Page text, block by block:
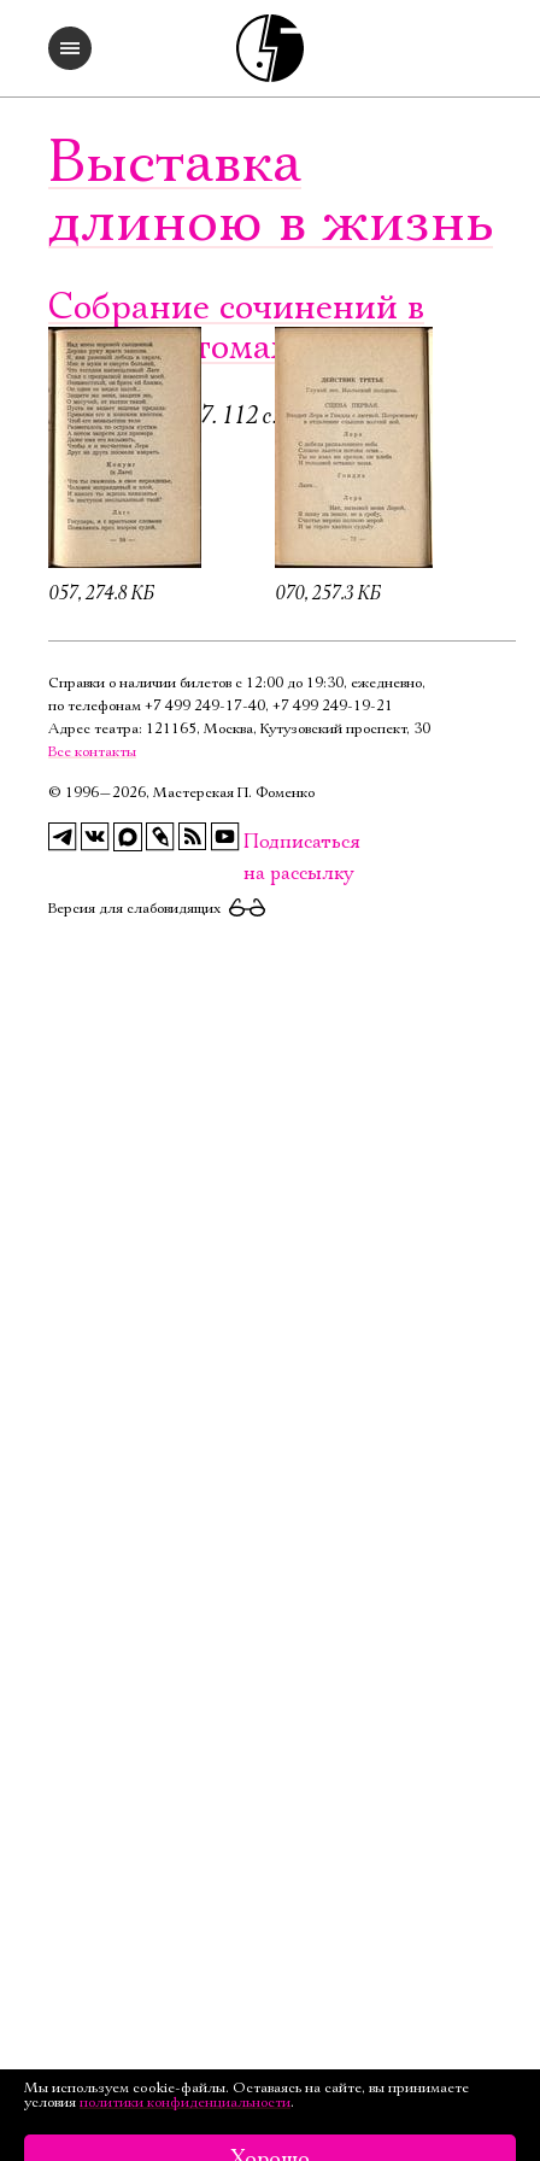
Выставка
длиною в жизнь
Собрание сочинений в
четырех томах. Т. 3
Регенсбург, 1947. 112 с.
057, 274.8 КБ 070, 257.3 КБ
Справки о наличии билетов с 12:00 до 19:30, ежедневно,
по телефонам +7 499 249‑17‑40, +7 499 249‑19‑21
Адрес театра: 121165, Москва, Кутузовский проспект, 30
Все контакты
© 1996—2026, Мастерская П. Фоменко
Подписаться
на рассылку
Версия для слабовидящих
Мы используем cookie-файлы. Оставаясь на сайте, вы принимаете
условия политики конфиденциальности.